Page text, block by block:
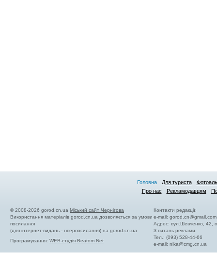
Головна Для туриста
Про нас
Рекламодавцям
© 2008-2026 gorod.cn.ua Міський сайт Чернігова
Використання матеріалів gorod.cn.ua дозволяється за умови
посилання
(для інтернет-видань - гіперпосилання) на gorod.cn.ua
Програмування: WEB-студія Beatom.Net
Контакти редакції:
e-mail:gorod.cn@gmail.com
Адрес: вул.Шевченко, 42,
З питань реклами:
Тел.: (093) 528-44-66
e-mail:nika@cmg.cn.ua